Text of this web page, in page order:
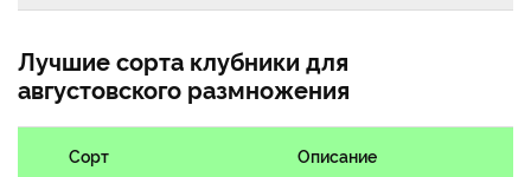
Лучшие сорта клубники для
августовского размножения
Сорт Описание